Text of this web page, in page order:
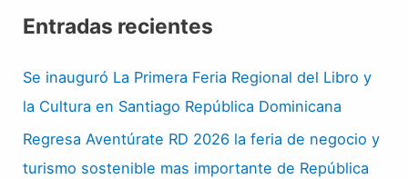
Entradas recientes
Se inauguró La Primera Feria Regional del Libro y
la Cultura en Santiago República Dominicana
Regresa Aventúrate RD 2026 la feria de negocio y
turismo sostenible mas importante de República